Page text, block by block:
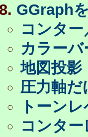
GGraph
コンタ
カラーバ
地図投影
圧力軸
トーン
コンタ